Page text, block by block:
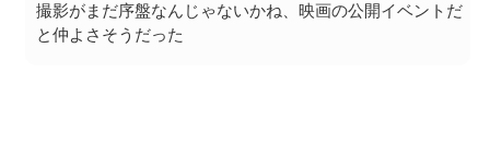
撮影がまだ序盤なんじゃないかね、映画の公開イベントだ
と仲よさそうだった